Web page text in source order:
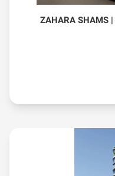
پروژه مسکونی زاهارا شمس کربلا | ZAHARA SHAMS